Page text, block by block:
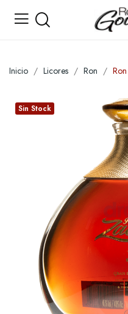
Inicio Licores Ron
Sin Stock